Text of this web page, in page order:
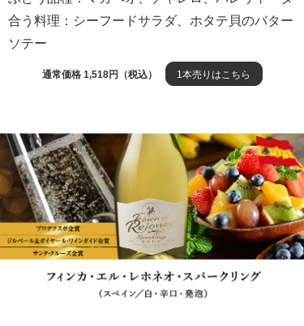
合う料理：シーフードサラダ、ホタテ貝のバター
ソテー
通常価格 1,518円（税込） 1本売りはこちら